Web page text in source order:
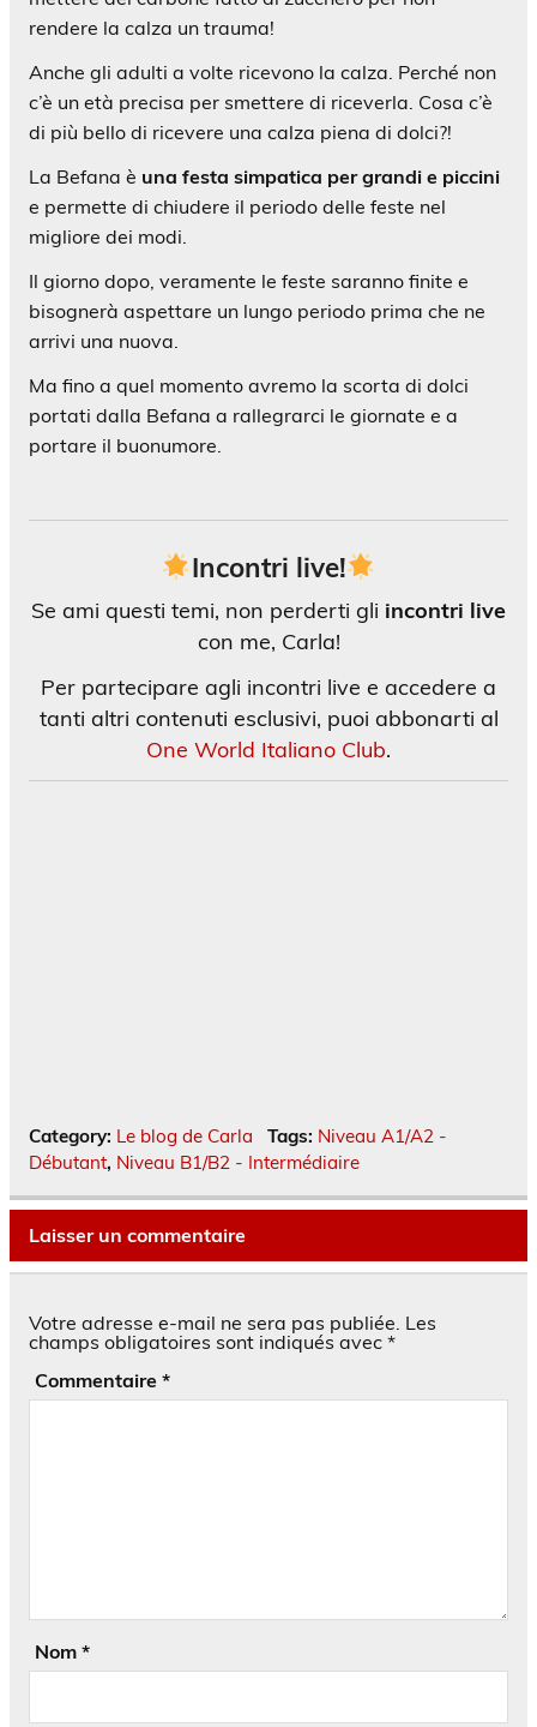
rendere la calza un trauma!
Anche gli adulti a volte ricevono la calza. Perché non
c’è un età precisa per smettere di riceverla. Cosa c’è
di più bello di ricevere una calza piena di dolci?!
La Befana è una festa simpatica per grandi e piccini
e permette di chiudere il periodo delle feste nel
migliore dei modi.
Il giorno dopo, veramente le feste saranno finite e
bisognerà aspettare un lungo periodo prima che ne
arrivi una nuova.
Ma fino a quel momento avremo la scorta di dolci
portati dalla Befana a rallegrarci le giornate e a
portare il buonumore.
Incontri live!
Se ami questi temi, non perderti gli incontri live
con me, Carla!
Per partecipare agli incontri live e accedere a
tanti altri contenuti esclusivi, puoi abbonarti al
One World Italiano Club.
Category: Le blog de Carla Tags: Niveau A1/A2 -
Débutant, Niveau B1/B2 - Intermédiaire
Laisser un commentaire
Votre adresse e-mail ne sera pas publiée. Les
champs obligatoires sont indiqués avec *
Commentaire *
Nom *